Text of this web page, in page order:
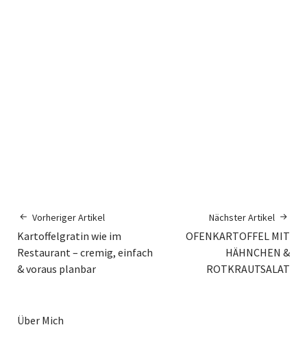
Vorheriger Artikel
Kartoffelgratin wie im
Restaurant – cremig, einfach
& voraus planbar
Nächster Artikel
OFENKARTOFFEL MIT
HÄHNCHEN &
ROTKRAUTSALAT
Über Mich